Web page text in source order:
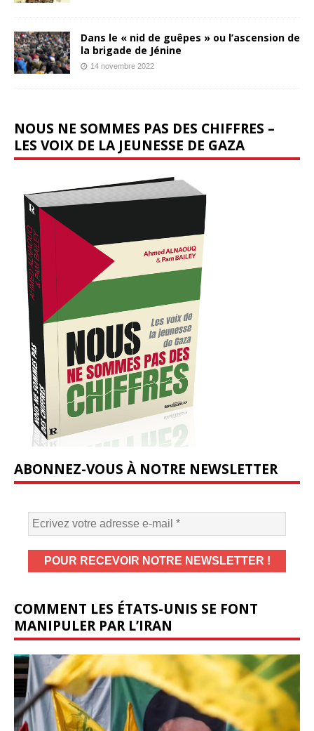
Dans le « nid de guêpes » ou l’ascension de
la brigade de Jénine
14 novembre 2022
NOUS NE SOMMES PAS DES CHIFFRES –
LES VOIX DE LA JEUNESSE DE GAZA
ABONNEZ-VOUS À NOTRE NEWSLETTER
COMMENT LES ÉTATS-UNIS SE FONT
MANIPULER PAR L’IRAN